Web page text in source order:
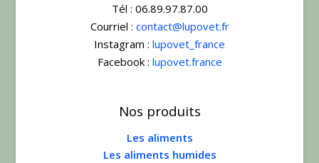
Tél : 06.89.97.87.00
Courriel : contact@lupovet.fr
Instagram : lupovet_france
Facebook : lupovet.france
Nos produits
Les aliments
Les aliments humides